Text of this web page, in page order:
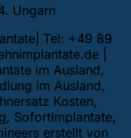
Ungarn
Tel: +49 89
im Ausland,
im Ausland,
Kosten,
Sofortimplantate,
erstellt von